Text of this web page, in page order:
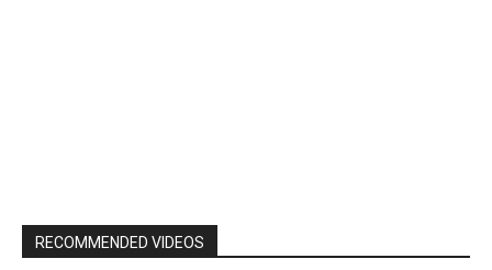
RECOMMENDED VIDEOS